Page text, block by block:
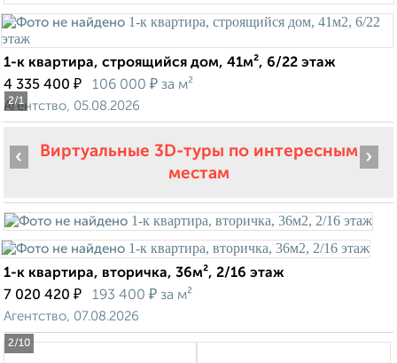
2/1
1-к квартира, строящийся дом, 41м², 6/22 этаж
4 335 400 ₽ 106 000 ₽ за м²
Агентство, 05.08.2026
Виртуальные 3D-туры по интересным
местам
2/10
‹ ›
1-к квартира, вторичка, 36м², 2/16 этаж
7 020 420 ₽ 193 400 ₽ за м²
Агентство, 07.08.2026